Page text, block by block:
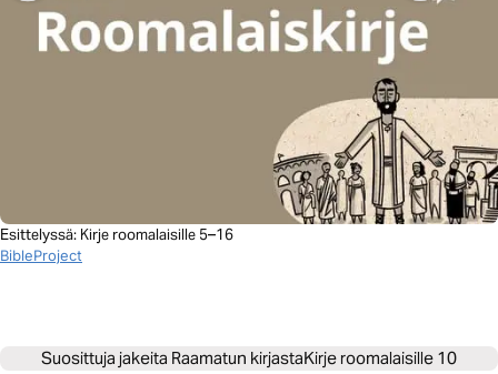
Esittelyssä: Kirje roomalaisille 5–16
BibleProject
Suosittuja jakeita Raamatun kirjastaKirje roomalaisille 10